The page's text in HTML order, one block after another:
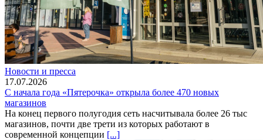
Новости и пресса
17.07.2026
С начала года «Пятерочка» открыла более 470 новых
магазинов
На конец первого полугодия сеть насчитывала более 26 тыс
магазинов, почти две трети из которых работают в
современной концепции [...]